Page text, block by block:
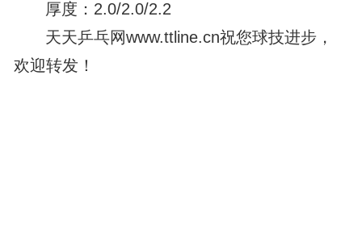
厚度：2.0/2.0/2.2
天天乒乓网www.ttline.cn祝您球技进步，
欢迎转发！